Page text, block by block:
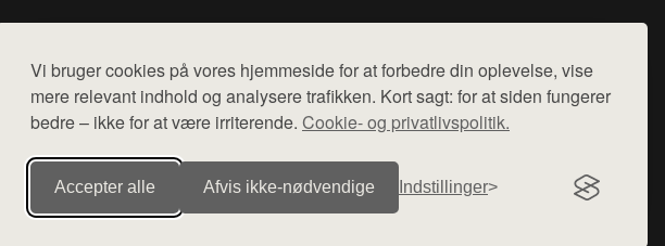
Vi bruger cookies på vores hjemmeside for at forbedre din oplevelse, vise
mere relevant indhold og analysere trafikken. Kort sagt: for at siden fungerer
bedre – ikke for at være irriterende. Cookie- og privatlivspolitik.
Accepter alle Afvis ikke‑nødvendige Indstillinger
diverse webshops. Der sælges ikke varer fra denne side - vi henviser til de shops,
forbeholdes.